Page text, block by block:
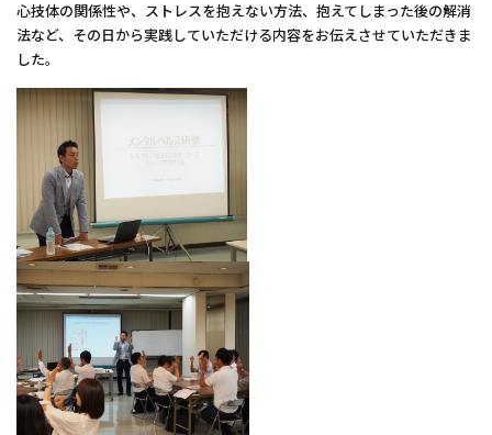
心技体の関係性や、ストレスを抱えない方法、抱えてしまった後の解消
法など、その日から実践していただける内容をお伝えさせていただきま
した。